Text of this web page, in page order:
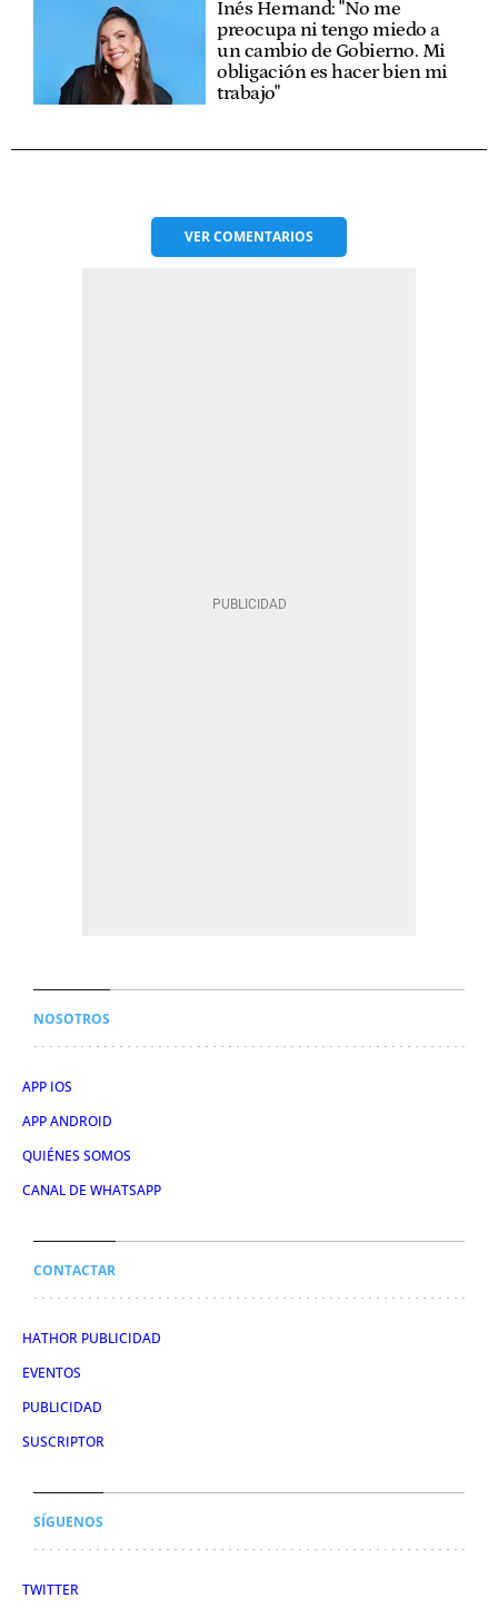
Inés Hernand: "No me
preocupa ni tengo miedo a
un cambio de Gobierno. Mi
obligación es hacer bien mi
trabajo"
VERCOMENTARIOS
NOSOTROS
APP IOS
APP ANDROID
QUIÉNES SOMOS
CANAL DE WHATSAPP
CONTACTAR
HATHOR PUBLICIDAD
EVENTOS
PUBLICIDAD
SUSCRIPTOR
SÍGUENOS
TWITTER